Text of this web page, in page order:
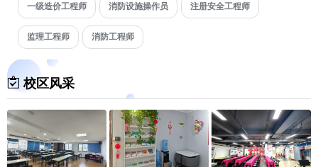
一级造价工程师 消防设施操作员 注册安全工程师
监理工程师 消防工程师
校区风采